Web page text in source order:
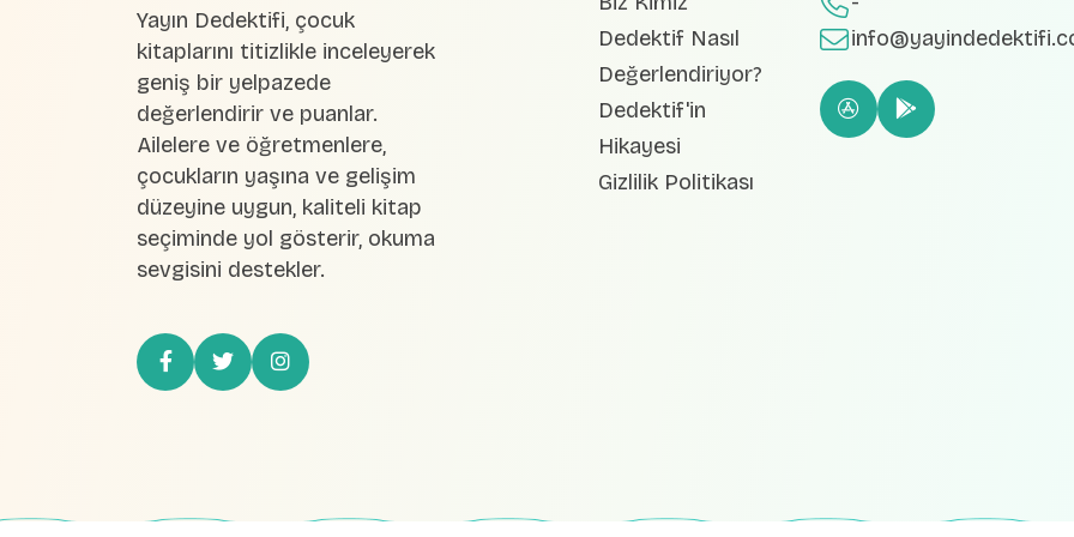
Yayın Dedektifi, çocuk
kitaplarını titizlikle inceleyerek
geniş bir yelpazede
değerlendirir ve puanlar.
Ailelere ve öğretmenlere,
çocukların yaşına ve gelişim
düzeyine uygun, kaliteli kitap
seçiminde yol gösterir, okuma
sevgisini destekler.
Dedektif Nasıl
Değerlendiriyor?
Dedektif'in
Hikayesi
Gizlilik Politikası